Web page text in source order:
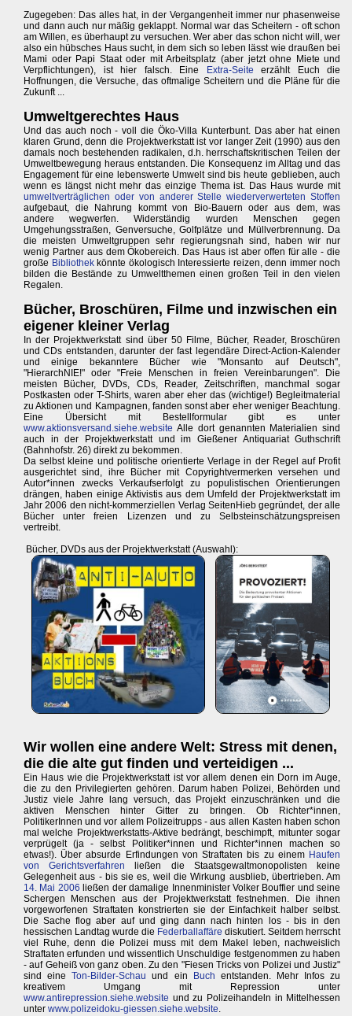
Zugegeben: Das alles hat, in der Vergangenheit immer nur phasenweise
und dann auch nur mäßig geklappt. Normal war das Scheitern - oft schon
am Willen, es überhaupt zu versuchen. Wer aber das schon nicht will, wer
also ein hübsches Haus sucht, in dem sich so leben lässt wie draußen bei
Mami oder Papi Staat oder mit Arbeitsplatz (aber jetzt ohne Miete und
Verpflichtungen), ist hier falsch. Eine
Extra-Seite erzählt Euch die
Hoffnungen, die Versuche, das oftmalige Scheitern und die Pläne für die
Zukunft ...
Umweltgerechtes Haus
Und das auch noch - voll die Öko-Villa Kunterbunt. Das aber hat einen
klaren Grund, denn die Projektwerkstatt ist vor langer Zeit (1990) aus den
damals noch bestehenden radikalen, d.h. herrschaftskritischen Teilen der
Umweltbewegung heraus entstanden. Die Konsequenz im Alltag und das
Engagement für eine lebenswerte Umwelt sind bis heute geblieben, auch
wenn es längst nicht mehr das einzige Thema ist. Das Haus wurde mit
umweltverträglichen oder von anderer Stelle wiederverwerteten Stoffen
aufgebaut, die Nahrung kommt von Bio-Bauern oder aus dem, was
andere wegwerfen. Widerständig wurden Menschen gegen
Umgehungsstraßen, Genversuche, Golfplätze und Müllverbrennung. Da
die meisten Umweltgruppen sehr regierungsnah sind, haben wir nur
wenig Partner aus dem Ökobereich. Das Haus ist aber offen für alle - die
große Bibliothekkönnte ökologisch Interessierte reizen, denn immer noch
bilden die Bestände zu Umweltthemen einen großen Teil in den vielen
Regalen.
Bücher, Broschüren, Filme und inzwischen ein
eigener kleiner Verlag
In der Projektwerkstatt sind über 50 Filme, Bücher, Reader, Broschüren
und CDs entstanden, darunter der fast legendäre Direct-Action-Kalender
und einige bekanntere Bücher wie "Monsanto auf Deutsch",
"HierarchNIE!" oder "Freie Menschen in freien Vereinbarungen". Die
meisten Bücher, DVDs, CDs, Reader, Zeitschriften, manchmal sogar
Postkasten oder T-Shirts, waren aber eher das (wichtige!) Begleitmaterial
zu Aktionen und Kampagnen, fanden sonst aber eher weniger Beachtung.
Eine Übersicht mit Bestellformular gibt es unter
www.aktionsversand.siehe.website Alle dort genannten Materialien sind
auch in der Projektwerkstatt und im Gießener Antiquariat Guthschrift
(Bahnhofstr. 26) direkt zu bekommen.
Da selbst kleine und politische orientierte Verlage in der Regel auf Profit
ausgerichtet sind, ihre Bücher mit Copyrightvermerken versehen und
Autor*innen zwecks Verkaufserfolgt zu populistischen Orientierungen
drängen, haben einige Aktivistis aus dem Umfeld der Projektwerkstatt im
Jahr 2006 den nicht-kommerziellen Verlag SeitenHieb gegründet, der alle
Bücher unter freien Lizenzen und zu Selbsteinschätzungspreisen
vertreibt.
Bücher, DVDs aus der Projektwerkstatt (Auswahl):
Wir wollen eine andere Welt: Stress mit denen,
die die alte gut finden und verteidigen ...
Ein Haus wie die Projektwerkstatt ist vor allem denen ein Dorn im Auge,
die zu den Privilegierten gehören. Darum haben Polizei, Behörden und
Justiz viele Jahre lang versuch, das Projekt einzuschränken und die
aktiven Menschen hinter Gitter zu bringen. Ob Richter*innen,
PolitikerInnen und vor allem Polizeitrupps - aus allen Kasten haben schon
mal welche Projektwerkstatts-Aktive bedrängt, beschimpft, mitunter sogar
verprügelt (ja - selbst Politiker*innen und Richter*innen machen so
etwas!). Über absurde Erfindungen von Straftaten bis zu einem Haufen
von Gerichtsverfahren ließen die Staatsgewaltmonopolisten keine
Gelegenheit aus - bis sie es, weil die Wirkung ausblieb, übertrieben. Am
14. Mai 2006 ließen der damalige Innenminister Volker Bouffier und seine
Schergen Menschen aus der Projektwerkstatt festnehmen. Die ihnen
vorgeworfenen Straftaten konstrierten sie der Einfachkeit halber selbst.
Die Sache flog aber auf und ging dann nach hinten los - bis in den
hessischen Landtag wurde die Federballaffäre diskutiert. Seitdem herrscht
viel Ruhe, denn die Polizei muss mit dem Makel leben, nachweislich
Straftaten erfunden und wissentlich Unschuldige festgenommen zu haben
- auf Geheiß von ganz oben. Zu den "Fiesen Tricks von Polizei und Justiz"
sind eineTon-Bilder-Schau und ein Buch entstanden. Mehr Infos zu
kreativem Umgang mit Repression unter
www.antirepression.siehe.website und zu Polizeihandeln in Mittelhessen
unter www.polizeidoku-giessen.siehe.website.